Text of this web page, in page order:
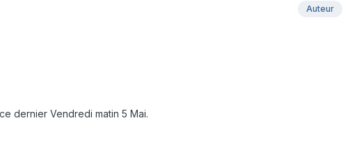
Auteur
dernier Vendredi matin 5 Mai.